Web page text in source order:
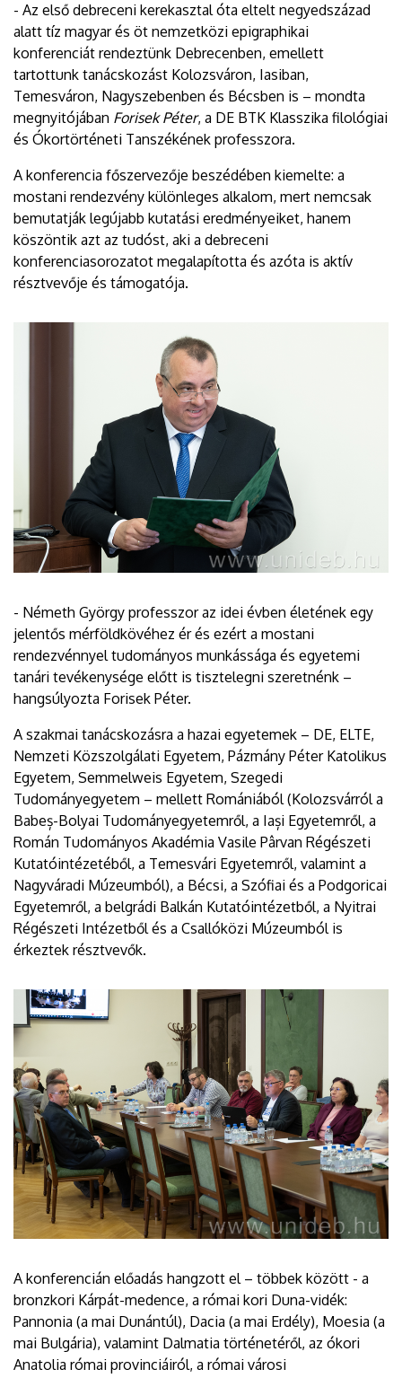
- Az első debreceni kerekasztal óta eltelt negyedszázad
alatt tíz magyar és öt nemzetközi epigraphikai
konferenciát rendeztünk Debrecenben, emellett
tartottunk tanácskozást Kolozsváron, Iasiban,
Temesváron, Nagyszebenben és Bécsben is – mondta
megnyitójában Forisek Péter, a DE BTK Klasszika filológiai
és Ókortörténeti Tanszékének professzora.
A konferencia főszervezője beszédében kiemelte: a
mostani rendezvény különleges alkalom, mert nemcsak
bemutatják legújabb kutatási eredményeiket, hanem
köszöntik azt az tudóst, aki a debreceni
konferenciasorozatot megalapította és azóta is aktív
résztvevője és támogatója.
- Németh György professzor az idei évben életének egy
jelentős mérföldkövéhez ér és ezért a mostani
rendezvénnyel tudományos munkássága és egyetemi
tanári tevékenysége előtt is tisztelegni szeretnénk –
hangsúlyozta Forisek Péter.
A szakmai tanácskozásra a hazai egyetemek – DE, ELTE,
Nemzeti Közszolgálati Egyetem, Pázmány Péter Katolikus
Egyetem, Semmelweis Egyetem, Szegedi
Tudományegyetem – mellett Romániából (Kolozsvárról a
Babeș-Bolyai Tudományegyetemről, a Iași Egyetemről, a
Román Tudományos Akadémia Vasile Pârvan Régészeti
Kutatóintézetéből, a Temesvári Egyetemről, valamint a
Nagyváradi Múzeumból), a Bécsi, a Szófiai és a Podgoricai
Egyetemről, a belgrádi Balkán Kutatóintézetből, a Nyitrai
Régészeti Intézetből és a Csallóközi Múzeumból is
érkeztek résztvevők.
A konferencián előadás hangzott el – többek között - a
bronzkori Kárpát-medence, a római kori Duna-vidék:
Pannonia (a mai Dunántúl), Dacia (a mai Erdély), Moesia (a
mai Bulgária), valamint Dalmatia történetéről, az ókori
Anatolia római provinciáiról, a római városi